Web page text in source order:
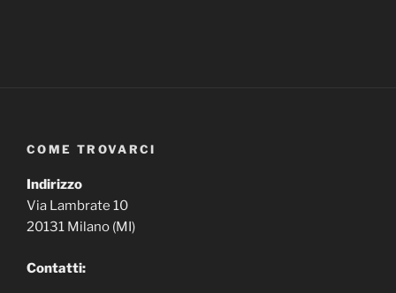
COME TROVARCI
Indirizzo
Via Lambrate 10
20131 Milano (MI)
Contatti: